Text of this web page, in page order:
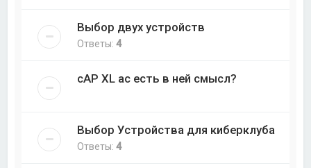
Выбор двух устройств
Ответы:4
cAP XL ac есть в ней смысл?
Выбор Устройства для киберклуба
Ответы:4